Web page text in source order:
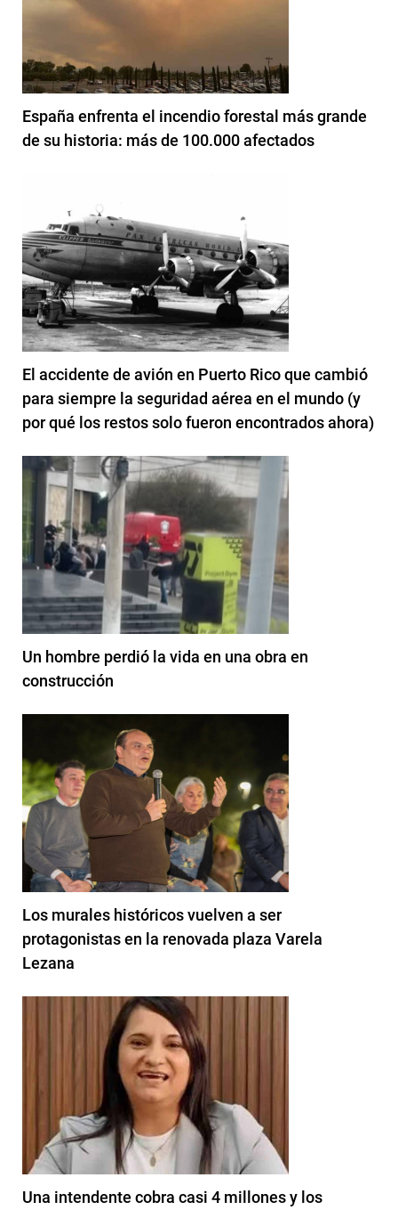
España enfrenta el incendio forestal más grande
de su historia: más de 100.000 afectados
El accidente de avión en Puerto Rico que cambió
para siempre la seguridad aérea en el mundo (y
por qué los restos solo fueron encontrados ahora)
Un hombre perdió la vida en una obra en
construcción
Los murales históricos vuelven a ser
protagonistas en la renovada plaza Varela
Lezana
Una intendente cobra casi 4 millones y los